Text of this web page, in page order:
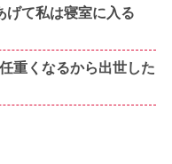
て私は寝室に入る
重くなるから出世した